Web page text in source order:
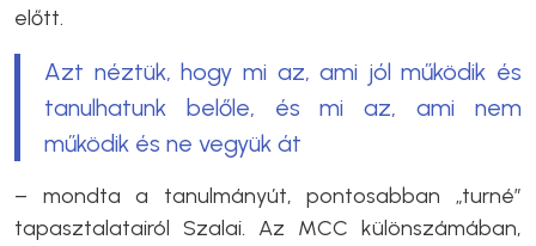
előtt.
Azt néztük, hogy mi az, ami jól működik és
tanulhatunk belőle, és mi az, ami nem
működik és ne vegyük át
– mondta a tanulmányút, pontosabban „turné”
tapasztalatairól Szalai. Az MCC különszámában,